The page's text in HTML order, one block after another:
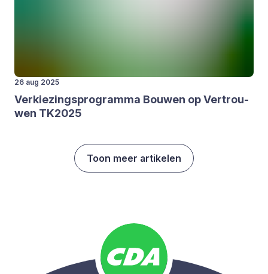
26 aug 2025
Ver­kie­zings­pro­gram­ma Bou­wen op Ver­trou­
wen TK2025
Toon meer artikelen